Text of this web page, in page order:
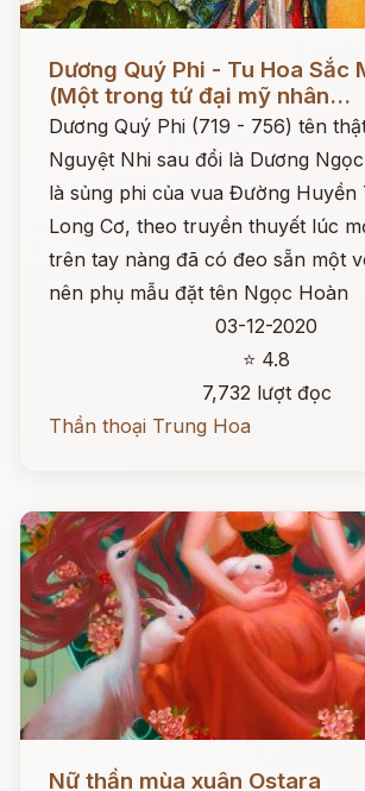
Dương Quý Phi - Tu Hoa Sắc
(Một trong tứ đại mỹ nhân...
Dương Quý Phi (719 - 756) tên
Nguyệt Nhi sau đổi là Dương
là sủng phi của vua Đường Huyền
Long Cơ, theo truyền thuyết lúc
trên tay nàng đã có đeo sẵn một
nên phụ mẫu đặt tên Ngọc Hoàn
03-12-2020
⭐ 4.8
7,732 lượt đọc
Thần thoại Trung Hoa
Nữ thần mùa xuân Ostara